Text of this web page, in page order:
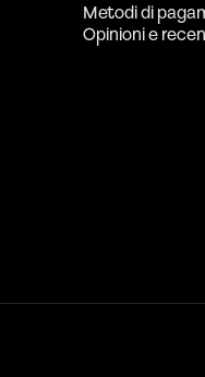
Metodi di
Opinioni e